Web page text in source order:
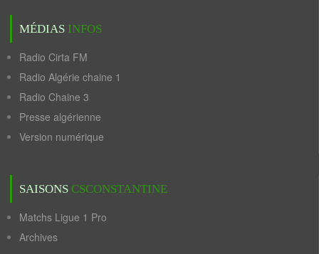
MÉDIAS INFOS
Radio Cirta FM
Radio Algérie chaine 1
Radio Chaine 3
Presse algérienne
Version numérique
SAISONS CSCONSTANTINE
Matchs Ligue 1 Pro
Archives